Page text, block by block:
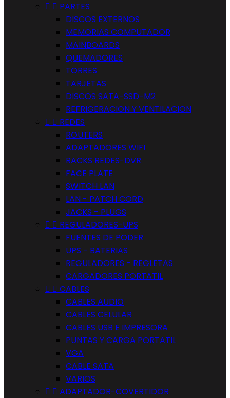
  PARTES
DISCOS EXTERNOS
MEMORIAS COMPUTADOR
MAINBOARDS
QUEMADORES
TORRES
TARJETAS
DISCOS SATA-SSD-M2
REFRIGERACION Y VENTILACION
  REDES
ROUTERS
ADAPTADORES WIFI
RACKS REDES-DVR
FACE PLATE
SWITCH LAN
LAN - PATCH CORD
JACKS - PLUGS
  REGULADORES-UPS
FUENTES DE PODER
UPS - BATERIAS
REGULADORES - REGLETAS
CARGADORES PORTATIL
  CABLES
CABLES AUDIO
CABLES CELULAR
CABLES USB E IMPRESORA
PUNTAS Y CARGA PORTATIL
VGA
CABLE SATA
VARIOS
  ADAPTADOR-COVERTIDOR